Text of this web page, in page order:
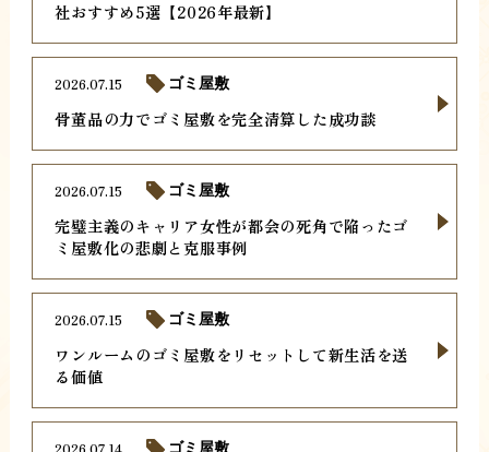
社おすすめ5選【2026年最新】
骨董品の力でゴミ屋敷を完全清算した成功談
2026.07.15 ゴミ屋敷
完璧主義のキャリア女性が都会の死角で陥ったゴ
ミ屋敷化の悲劇と克服事例
2026.07.15 ゴミ屋敷
ワンルームのゴミ屋敷をリセットして新生活を送
る価値
2026.07.15 ゴミ屋敷
ゴミ屋敷